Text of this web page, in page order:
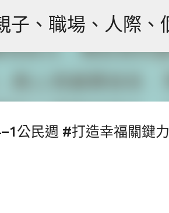
、職場、人際、
公民週 #打造幸福關鍵力